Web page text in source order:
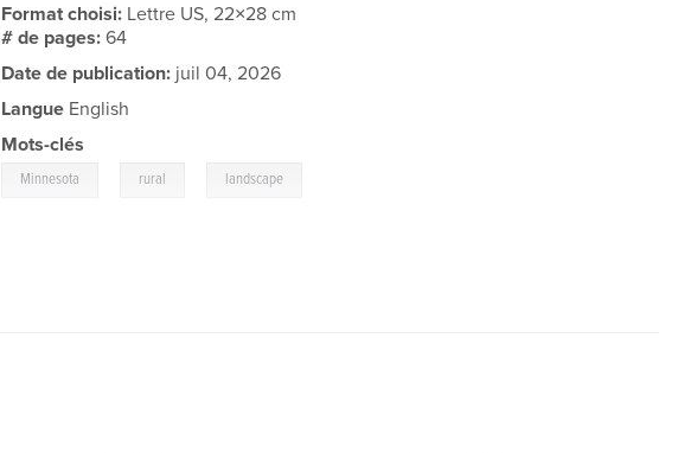
Format choisi: Lettre US, 22×28 cm
# de pages:64
Date de publication: juil 04, 2026
Langue English
Mots-clés
Minnesota rural landscape